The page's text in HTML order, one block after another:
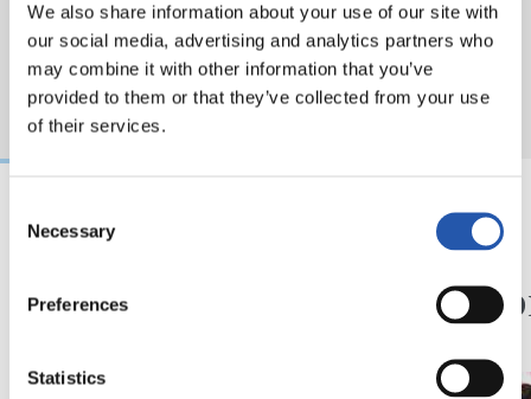
We also share information about your use of our site with
our social media, advertising and analytics partners who
may combine it with other information that you’ve
provided to them or that they’ve collected from your use
of their services.
Selection
Necessary
Preferences
Statistics
09/08/2026
Así se van a preparar
08/08/2026
Otra
nivel